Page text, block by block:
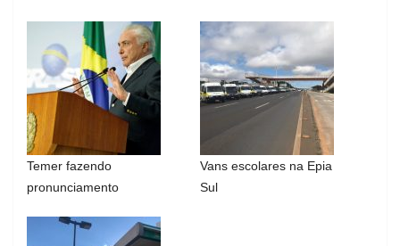
Temer fazendo
pronunciamento
Vans escolares na Epia
Sul